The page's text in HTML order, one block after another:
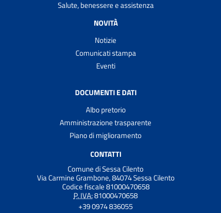
Salute, benessere e assistenza
NOVITÀ
Notizie
Comunicati stampa
Eventi
DOCUMENTI E DATI
Albo pretorio
Amministrazione trasparente
Piano di miglioramento
CONTATTI
Comune di Sessa Cilento
Via Carmine Grambone, 84074 Sessa Cilento
Codice fiscale 81000470658
P. IVA:81000470658
+39 0974 836055